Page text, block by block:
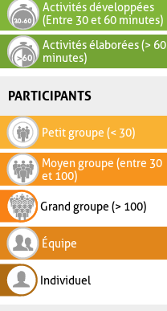
Activités développées
(Entre 30 et 60 minutes)
Activités élaborées (> 60
minutes)
PARTICIPANTS
Petit groupe (< 30)
Moyen groupe (entre 30
et 100)
Grand groupe (> 100)
Équipe
Individuel